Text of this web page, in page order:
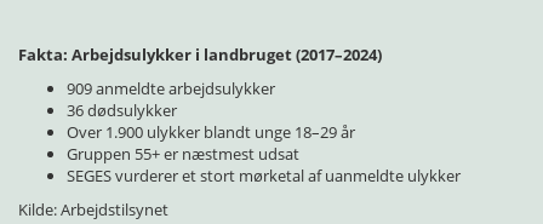
Fakta: Arbejdsulykker i landbruget (2017–2024)
909 anmeldte arbejdsulykker
36 dødsulykker
Over 1.900 ulykker blandt unge 18–29 år
Gruppen 55+ er næstmest udsat
SEGES vurderer et stort mørketal af uanmeldte ulykker
Kilde: Arbejdstilsynet